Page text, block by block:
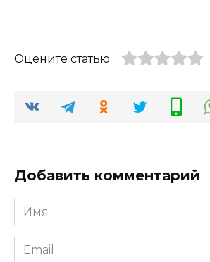
Оцените статью
Добавить комментарий
Имя
*
Email